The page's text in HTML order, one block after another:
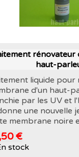
rénovateur
haut-
liquide pour
d'un haut-
par les UV et
une nouvelle
membrane noire
€
stock